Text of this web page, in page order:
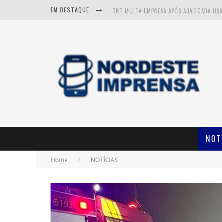
EM DESTAQUE
Home NOTÍCIAS